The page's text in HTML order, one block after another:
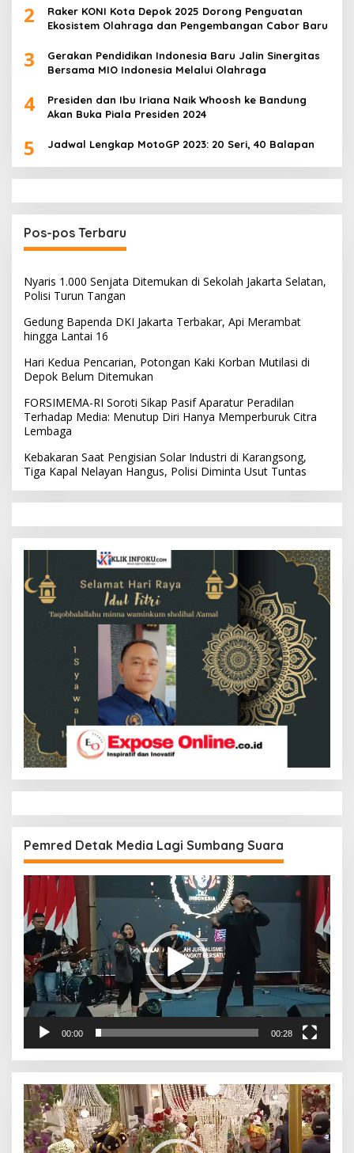
2
Raker KONI Kota Depok 2025 Dorong Penguatan
Ekosistem Olahraga dan Pengembangan Cabor Baru
3
Gerakan Pendidikan Indonesia Baru Jalin Sinergitas
Bersama MIO Indonesia Melalui Olahraga
4
Presiden dan Ibu Iriana Naik Whoosh ke Bandung
Akan Buka Piala Presiden 2024
5 Jadwal Lengkap MotoGP 2023: 20 Seri, 40 Balapan
Pos-pos Terbaru
Nyaris 1.000 Senjata Ditemukan di Sekolah Jakarta Selatan,
Polisi Turun Tangan
Gedung Bapenda DKI Jakarta Terbakar, Api Merambat
hingga Lantai 16
Hari Kedua Pencarian, Potongan Kaki Korban Mutilasi di
Depok Belum Ditemukan
FORSIMEMA-RI Soroti Sikap Pasif Aparatur Peradilan
Terhadap Media: Menutup Diri Hanya Memperburuk Citra
Lembaga
Kebakaran Saat Pengisian Solar Industri di Karangsong,
Tiga Kapal Nelayan Hangus, Polisi Diminta Usut Tuntas
Pemred Detak Media Lagi Sumbang Suara
Pemutar
00:00 00:28
Pemutar
Video